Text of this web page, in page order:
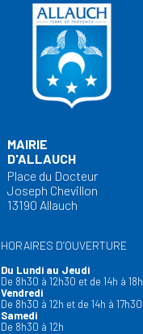
MAIRIE
D'ALLAUCH
Place du Docteur
Joseph Chevillon
13190 Allauch
HORAIRES D’OUVERTURE
Du Lundi au Jeudi
De 8h30 à 12h30 et de 14h à 18h
Vendredi
De 8h30 à 12h et de 14h à 17h30
Samedi
De 8h30 à 12h